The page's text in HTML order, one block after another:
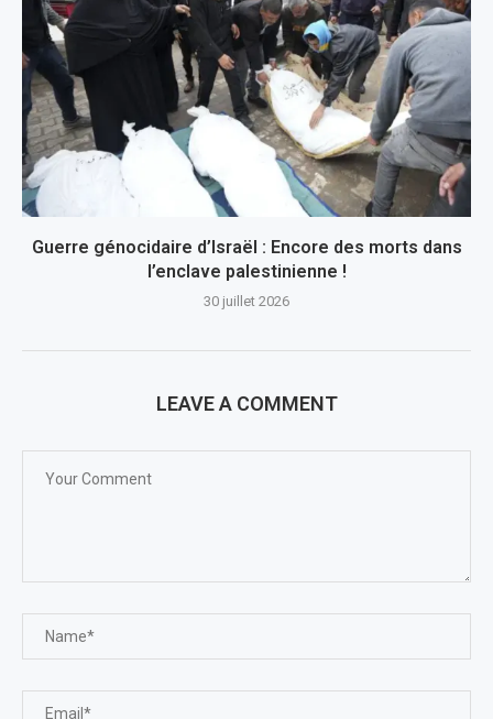
Guerre génocidaire d’Israël : Encore des morts dans
l’enclave palestinienne !
30 juillet 2026
LEAVE A COMMENT